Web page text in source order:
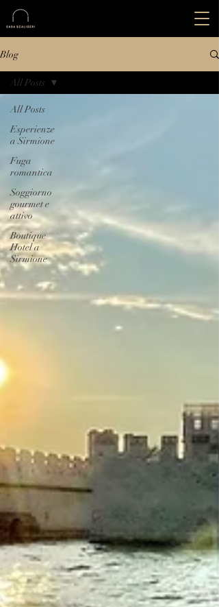
Blog
All Posts
Esperienze
a Sirmione
Fuga
romantica
Soggiorno
gourmet e
attivo
Boutique
Hotel a
Sirmione
All Posts